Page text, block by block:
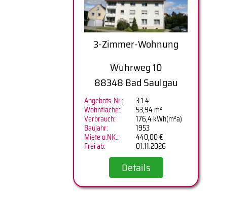
3-Zimmer-Wohnung
Wuhrweg 10
88348 Bad Saulgau
Angebots-Nr.:
3.1.4
Wohnfläche:
53,94 m²
Verbrauch:
176,4 kWh(m²a)
Baujahr:
1953
Miete o.NK.:
440,00 €
Frei ab:
01.11.2026
Details